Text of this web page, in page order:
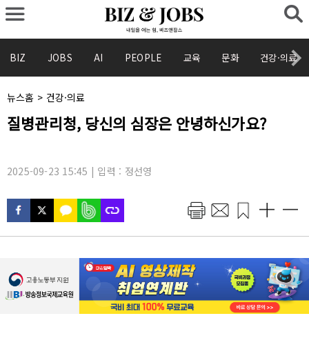
BIZ JOBS AI PEOPLE 교육 문화 건강·의료
채
명
뉴스홈 > 건강·의료
기
사
:
질병관리청, 당신의 심장은 안녕하신가요?
2025-09-23 15:45 | 입력 : 정선영